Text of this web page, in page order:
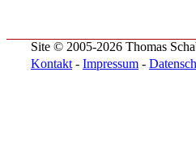
Site © 2005-2026 Thomas
Kontakt - Impressum -